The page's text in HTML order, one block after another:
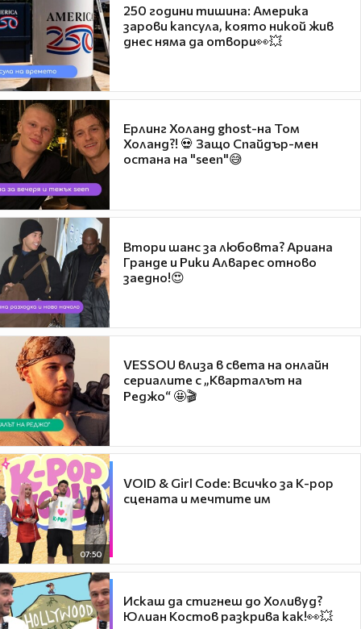
250 години тишина: Америка
зарови капсула, която никой жив
днес няма да отвори👀💥
Ерлинг Холанд ghost-на Том
Холанд?! 💀 Защо Спайдър-мен
остана на "seen"😅
Втори шанс за любовта? Ариана
Гранде и Рики Алварес отново
заедно!😍
VESSOU влиза в света на онлайн
сериалите с „Кварталът на
Реджо“ 🤩🎬
07:50
VOID & Girl Code: Всичко за K-pop
сцената и мечтите им
Искаш да стигнеш до Холивуд?
Юлиан Костов разкрива как!👀💥